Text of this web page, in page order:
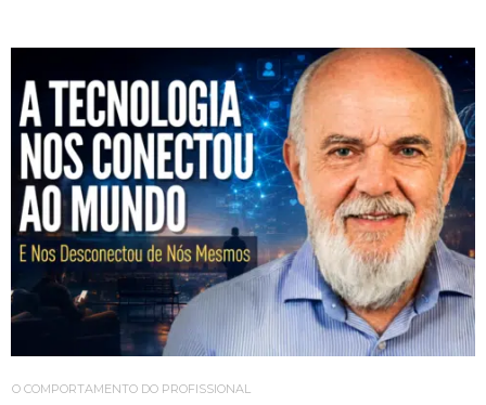
O COMPORTAMENTO DO PROFISSIONAL